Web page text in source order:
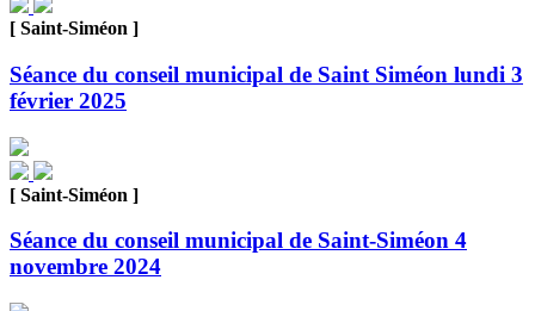
[ Saint-Siméon ]
Séance du conseil municipal de Saint Siméon lundi 3
février 2025
[ Saint-Siméon ]
Séance du conseil municipal de Saint-Siméon 4
novembre 2024